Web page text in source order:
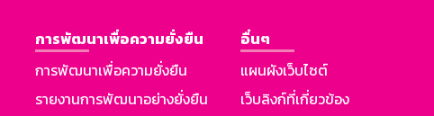
การพัฒนาเพื่อความยั่งยืน
การพัฒนาเพื่อความยั่งยืน
รายงานการพัฒนาอย่างยั่งยืน
อื่นๆ
แผนผังเว็บไซต์
เว็บลิงก์ที่เกี่ยวข้อง